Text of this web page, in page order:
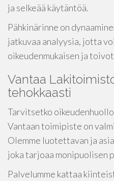
ja selkeää käytäntöä.
Pähkinärinne on
jatkuvaa analyysia, jotta
oikeudenmukaisen ja
Vantaa
tehokkaasti
Tarvitsetko
Vantaan toimipiste on
Olemme luotettavan ja
joka tarjoaa monipuolisen
Palvelumme kattaa